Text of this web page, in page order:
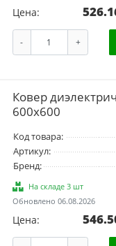
Цена:
- +
Ковер
600х600
Код товара:
Артикул:
Бренд:
На складе 3 шт
Обновлено 06.08.2026
Цена: